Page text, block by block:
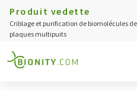
Produit vedette
Criblage et purification de biomolécules
plaques multipuits